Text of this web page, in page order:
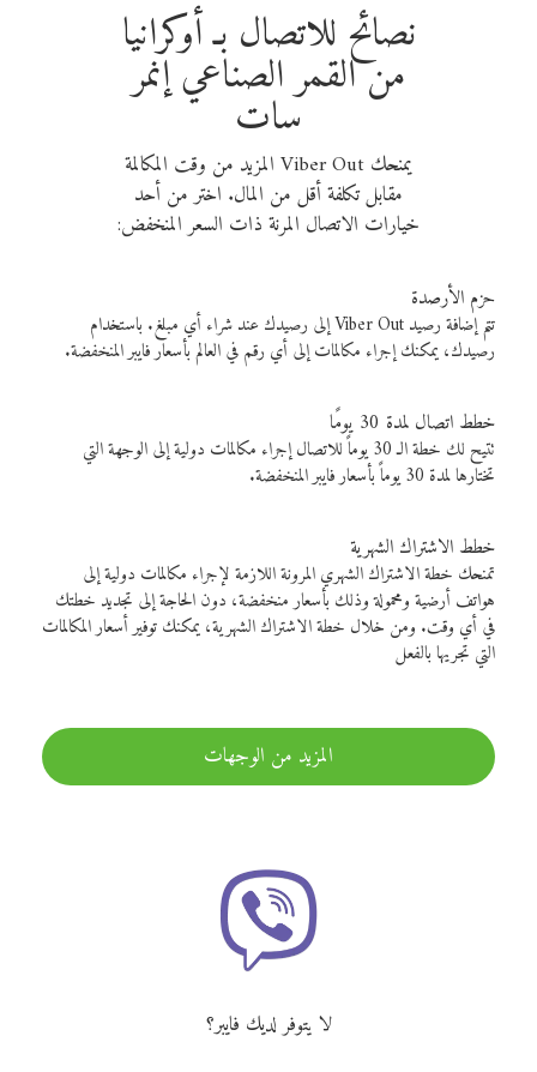
نصائح للاتصال بـ أوكرانيا
من القمر الصناعي إنمر
سات
يمنحك Viber Out المزيد من وقت المكالمة
مقابل تكلفة أقل من المال. اختر من أحد
خيارات الاتصال المرنة ذات السعر المنخفض:
حزم الأرصدة
تتم إضافة رصيد Viber Out إلى رصيدك عند شراء أي مبلغ. باستخدام
رصيدك، يمكنك إجراء مكالمات إلى أي رقم في العالم بأسعار فايبر المنخفضة.
خطط اتصال لمدة 30 يومًا
تتيح لك خطة الـ 30 يوماً للاتصال إجراء مكالمات دولية إلى الوجهة التي
تختارها لمدة 30 يوماً بأسعار فايبر المنخفضة.
خطط الاشتراك الشهرية
تمنحك خطة الاشتراك الشهري المرونة اللازمة لإجراء مكالمات دولية إلى
هواتف أرضية ومحمولة وذلك بأسعار منخفضة، دون الحاجة إلى تجديد خطتك
في أي وقت. ومن خلال خطة الاشتراك الشهرية، يمكنك توفير أسعار المكالمات
التي تجريها بالفعل
المزيد من الوجهات
لا يتوفر لديك فايبر؟